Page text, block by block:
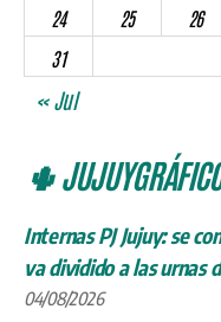
24
25 26
31
« Jul
🌵
Internas PJ Jujuy: se
va dividido a las urnas
04/08/2026